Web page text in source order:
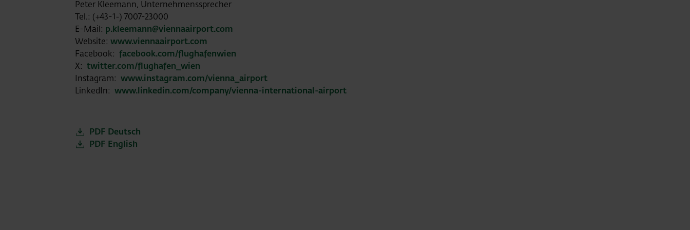
Peter Kleemann, Unternehmenssprecher
Tel.: (+43-1-) 7007-23000
E-Mail: p.kleemann@viennaairport.com
Website: www.viennaairport.com
Facebook: facebook.com/flughafenwien
X: twitter.com/flughafen_wien
Instagram: www.instagram.com/vienna_airport
LinkedIn: www.linkedin.com/company/vienna-international-airport
PDF Deutsch
PDF English